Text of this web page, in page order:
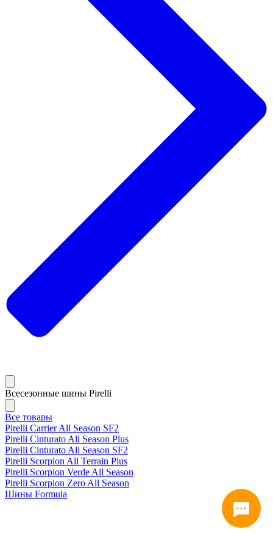
Всесезонные шины Pirelli
Все товары
Pirelli Carrier All Season SF2
Pirelli Cinturato All Season Plus
Pirelli Cinturato All Season SF2
Pirelli Scorpion All Terrain Plus
Pirelli Scorpion Verde All Season
Pirelli Scorpion Zero All Season
Шины Formula